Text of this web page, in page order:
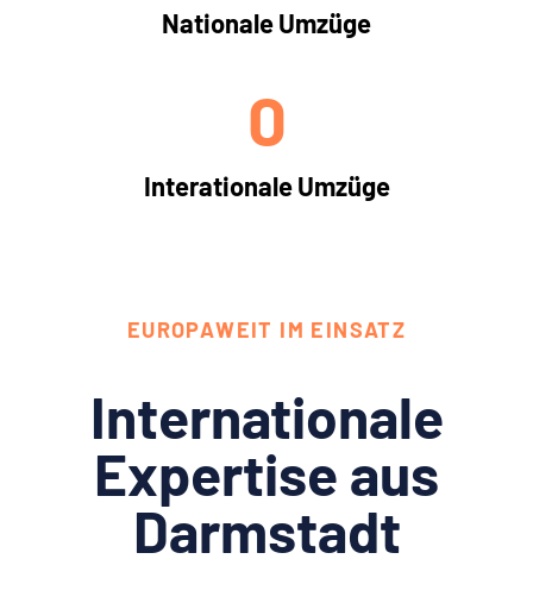
Nationale Umzüge
Interationale Umzüge
0
EUROPAWEIT IM EINSATZ
Internationale
Expertise aus
Darmstadt